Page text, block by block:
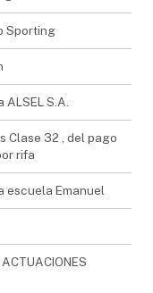
Sporting
S.A.
Clase 32 , del pago
rifa
escuela Emanuel